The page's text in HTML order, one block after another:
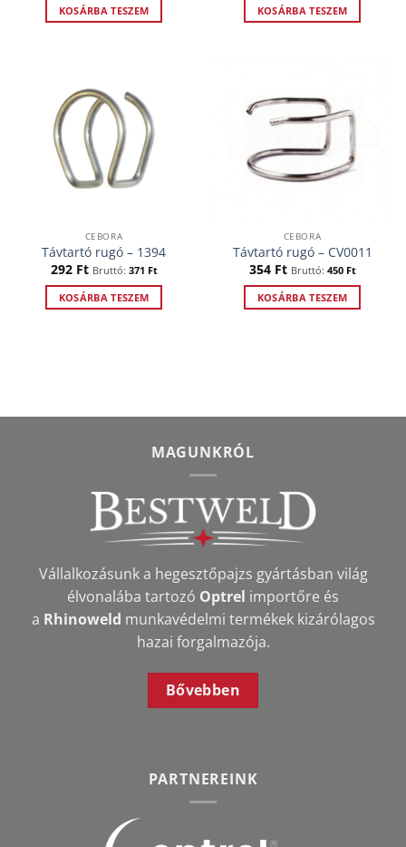
4341 Ft.2970 Ft.
KOSÁRBA TESZEM
3730 Ft.2970 Ft.
KOSÁRBA TESZEM
CEBORA
Távtartó rugó – 1394
292 Ft Bruttó: 371 Ft
KOSÁRBA TESZEM
CEBORA
Távtartó rugó – CV0011
354 Ft Bruttó: 450 Ft
KOSÁRBA TESZEM
MAGUNKRÓL
Vállalkozásunk a hegesztőpajzs gyártásban világ
élvonalába tartozó Optrel importőre és
a Rhinoweld munkavédelmi termékek kizárólagos
hazai forgalmazója.
Bővebben
PARTNEREINK